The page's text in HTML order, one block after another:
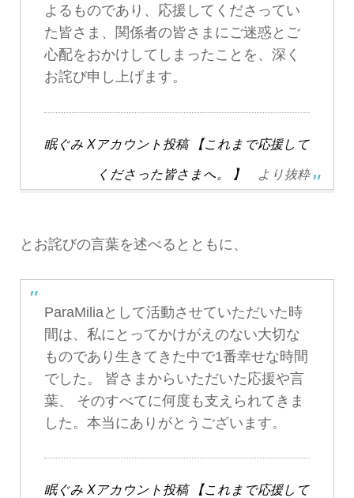
よるものであり、応援してくださってい
た皆さま、関係者の皆さまにご迷惑とご
心配をおかけしてしまったことを、深く
お詫び申し上げます。
眠ぐみ Xアカウント投稿 【これまで応援して
くださった皆さまへ。 】 より抜粋
とお詫びの言葉を述べるとともに、
ParaMiliaとして活動させていただいた時
間は、私にとってかけがえのない大切な
ものであり生きてきた中で1番幸せな時間
でした。 皆さまからいただいた応援や言
葉、 そのすべてに何度も支えられてきま
した。本当にありがとうございます。
眠ぐみ Xアカウント投稿 【これまで応援して